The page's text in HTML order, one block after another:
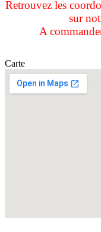
Retrouvez les
sur
A
Carte